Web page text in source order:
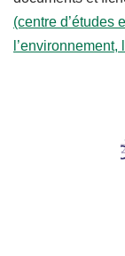
(centre d’études